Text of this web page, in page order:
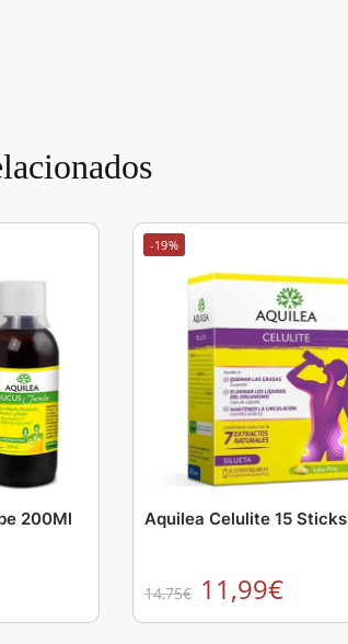
200Ml
-19%
Aquilea Celulite 15 Sticks
14,75€ 11,99€